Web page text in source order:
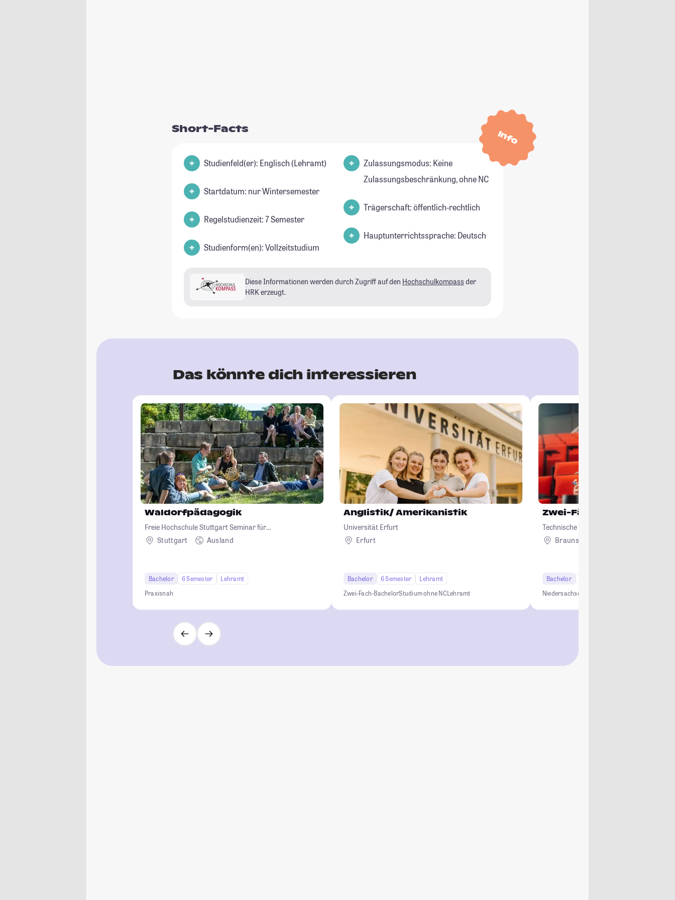
Info
Short-Facts
Studienfeld(er): Englisch (Lehramt)
Startdatum: nur Wintersemester
Regelstudienzeit: 7 Semester
Studienform(en): Vollzeitstudium
Zulassungsmodus: Keine
Zulassungsbeschränkung, ohne NC
Trägerschaft: öffentlich-rechtlich
Hauptunterrichtssprache: Deutsch
Diese Informationen werden durch Zugriff auf den Hochschulkompass der
HRK erzeugt.
Das könnte dich interessieren
Waldorfpädagogik
Freie Hochschule Stuttgart Seminar für
Waldorfpädagogik
Stuttgart Ausland
Bachelor 6 Semester
Lehramt
Praxisnah
Anglistik/ Amerikanistik
Universität Erfurt
Erfurt
Bachelor 6 Semester
Lehramt
Zwei-Fach-BachelorStudium ohne NCLehramt
Zwei-Fächer-Bachelor
Technische Universität Braunschweig
Braunschweig
Bachelor
Niedersachsen